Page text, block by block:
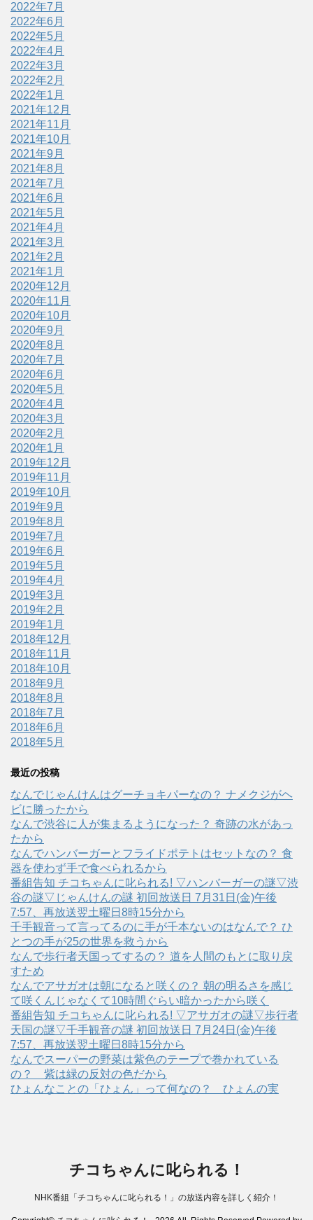
2022年7月
2022年6月
2022年5月
2022年4月
2022年3月
2022年2月
2022年1月
2021年12月
2021年11月
2021年10月
2021年9月
2021年8月
2021年7月
2021年6月
2021年5月
2021年4月
2021年3月
2021年2月
2021年1月
2020年12月
2020年11月
2020年10月
2020年9月
2020年8月
2020年7月
2020年6月
2020年5月
2020年4月
2020年3月
2020年2月
2020年1月
2019年12月
2019年11月
2019年10月
2019年9月
2019年8月
2019年7月
2019年6月
2019年5月
2019年4月
2019年3月
2019年2月
2019年1月
2018年12月
2018年11月
2018年10月
2018年9月
2018年8月
2018年7月
2018年6月
2018年5月
最近の投稿
なんでじゃんけんはグーチョキパーなの？ ナメクジがヘ
ビに勝ったから
なんで渋谷に人が集まるようになった？ 奇跡の水があっ
たから
なんでハンバーガーとフライドポテトはセットなの？ 食
器を使わず手で食べられるから
番組告知 チコちゃんに叱られる! ▽ハンバーガーの謎▽渋
谷の謎▽じゃんけんの謎 初回放送日 7月31日(金)午後
7:57、再放送翌土曜日8時15分から
千手観音って言ってるのに手が千本ないのはなんで？ ひ
とつの手が25の世界を救うから
なんで歩行者天国ってするの？ 道を人間のもとに取り戻
すため
なんでアサガオは朝になると咲くの？ 朝の明るさを感じ
て咲くんじゃなくて10時間ぐらい暗かったから咲く
番組告知 チコちゃんに叱られる! ▽アサガオの謎▽歩行者
天国の謎▽千手観音の謎 初回放送日 7月24日(金)午後
7:57、再放送翌土曜日8時15分から
なんでスーパーの野菜は紫色のテープで巻かれている
の？ 紫は緑の反対の色だから
ひょんなことの「ひょん」って何なの？ ひょんの実
チコちゃんに叱られる！
NHK番組「チコちゃんに叱られる！」の放送内容を詳しく紹介！